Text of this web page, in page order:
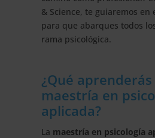
& Science, te guiaremos en
para que abarques todos
rama psicológica.
¿Qué
maestría en
aplicada?
La maestría en psicología